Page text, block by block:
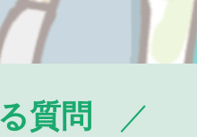
質問